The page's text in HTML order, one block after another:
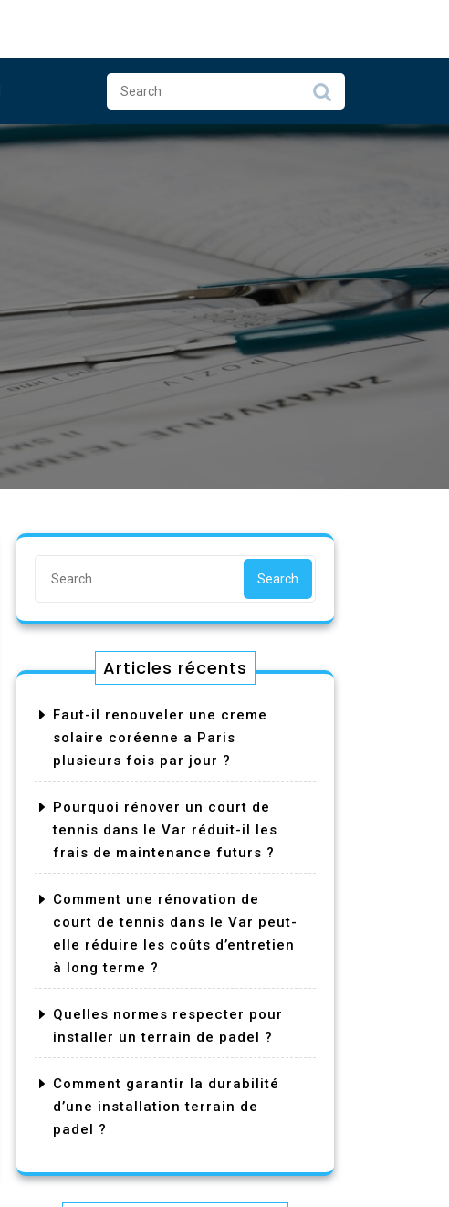
Search
Articles récents
Faut-il renouveler une creme
solaire coréenne a Paris
plusieurs fois par jour ?
Pourquoi rénover un court de
tennis dans le Var réduit-il les
frais de maintenance futurs ?
Comment une rénovation de
court de tennis dans le Var peut-
elle réduire les coûts d’entretien
à long terme ?
Quelles normes respecter pour
installer un terrain de padel ?
Comment garantir la durabilité
d’une installation terrain de
padel ?